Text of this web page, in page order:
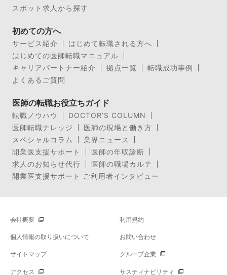
スポット求人から探す
初めての方へ
サービス紹介
はじめて転職される方へ
はじめての医師転職マニュアル
キャリアパートナー紹介
拠点一覧
転職成功事例
よくあるご質問
医師の転職お役立ちガイド
転職ノウハウ
DOCTOR’S COLUMN
医師転職ナレッジ
医師の現場と働き方
スペシャルコラム
業界ニュース
開業医支援サポート
医師の年収診断
求人のお知らせ代行
医師の職場カルテ
開業医支援サポート ご利用者インタビュー
会社概要 利用規約
個人情報の取り扱いについて お問い合わせ
サイトマップ グループ企業
アクセス サスティナビリティ